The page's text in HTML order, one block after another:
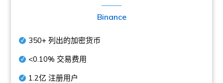
Binance
350+ 列出的加密货币
<0.10% 交易费用
1.2亿 注册用户